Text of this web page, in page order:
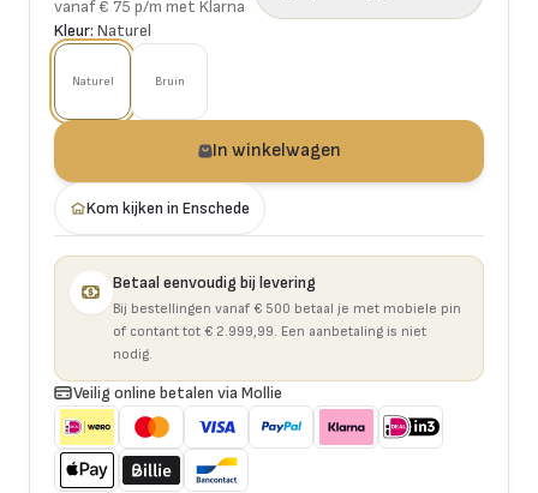
vanaf € 75 p/m met Klarna
Kleur: Naturel
Naturel Bruin
In winkelwagen
Kom kijken in Enschede
Betaal eenvoudig bij levering
Bij bestellingen vanaf € 500 betaal je met mobiele pin
of contant tot € 2.999,99. Een aanbetaling is niet
nodig.
Veilig online betalen via Mollie